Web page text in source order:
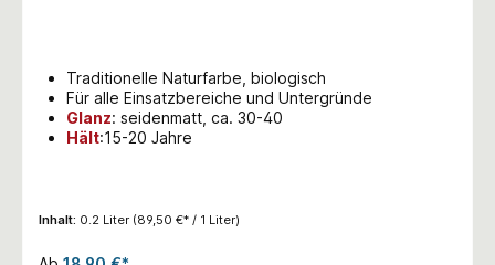
Traditionelle Naturfarbe, biologisch
Für alle Einsatzbereiche und Untergründe
Glanz: seidenmatt, ca. 30-40
Hält:15-20 Jahre
Inhalt: 0.2 Liter (89,50 €* / 1 Liter)